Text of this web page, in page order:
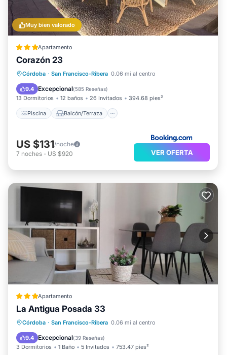
Muy bien valorado
Apartamento
Corazón 23
Córdoba · San Francisco-Ribera 0.06 mi al centro
9.4 Excepcional(585 Reseñas)
13 Dormitorios 12 baños 26 Invitados 394.68 pies²
Piscina Balcón/Terraza
Piscina
Balcón/Terraza
Aire acondicionado
US $131/noche
7 noches - US $920 VER OFERTA
Apartamento
La Antigua Posada 33
Córdoba · San Francisco-Ribera 0.06 mi al centro
9.4 Excepcional(39 Reseñas)
3 Dormitorios 1 Baño 5 Invitados 753.47 pies²
Aire acondicionado
Internet
Apto para niños